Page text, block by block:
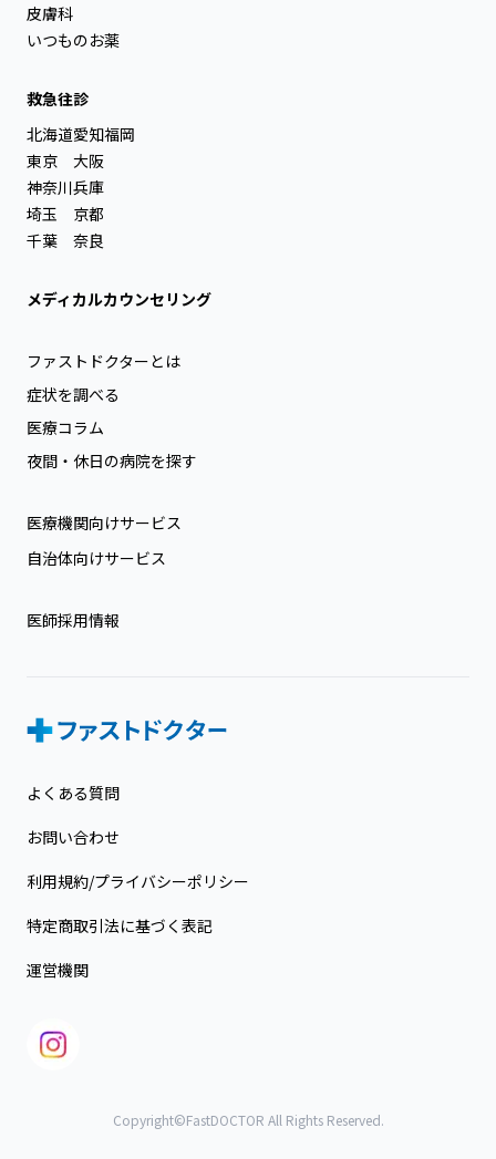
皮膚科
いつものお薬
救急往診
北海道
東京
神奈川
埼玉
千葉
愛知
大阪
兵庫
京都
奈良
福岡
メディカルカウンセリング
ファストドクターとは
症状を調べる
医療コラム
夜間・休日の病院を探す
医療機関向けサービス
自治体向けサービス
医師採用情報
よくある質問
お問い合わせ
利用規約/プライバシーポリシー
特定商取引法に基づく表記
運営機関
Copyright©FastDOCTOR All Rights Reserved.